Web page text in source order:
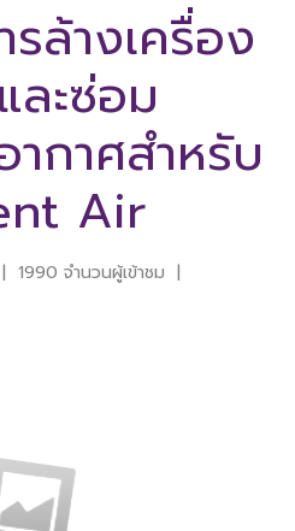
ล้างเครื่อง
ละซ่อม
กาศสำหรับ
Air
| 1990 จำนวนผู้เข้าชม |